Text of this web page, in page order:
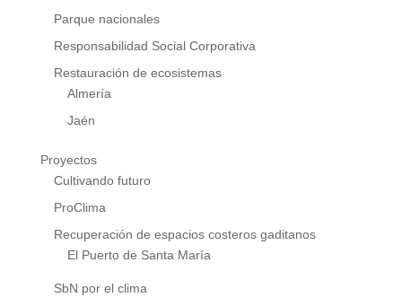
Parque nacionales
Responsabilidad Social Corporativa
Restauración de ecosistemas
Almería
Jaén
Proyectos
Cultivando futuro
ProClima
Recuperación de espacios costeros gaditanos
El Puerto de Santa María
SbN por el clima